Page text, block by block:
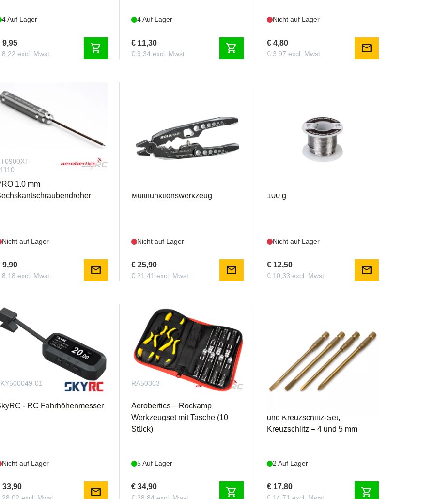
4 Auf Lager
9,95
8,22 excl. Mwst. shopping_cart
4 Auf Lager
€ 11,30
€ 9,34 excl. Mwst. shopping_cart
Nicht auf Lager
€ 4,80
€ 3,97 excl. Mwst. mail
1,0 mm
Nicht auf Lager
9,90
8,18 excl. Mwst. mail
RA50391
Multifunktionswerkzeug
Nicht auf Lager
€ 25,90
€ 21,41 excl. Mwst. mail
100 g
Nicht auf Lager
€ 12,50
€ 10,33 excl. Mwst. mail
01
- RC Fahrhöhenmesser
Nicht auf Lager
33,90 mail
RA50303
Aerobertics – Rockamp
Werkzeugset mit Tasche (10
Stück)
5 Auf Lager
€ 34,90 shopping_cart
MD10300
und Kreuzschlitz-Set,
Kreuzschlitz – 4 und 5 mm
2 Auf Lager
€ 17,80 shopping_cart